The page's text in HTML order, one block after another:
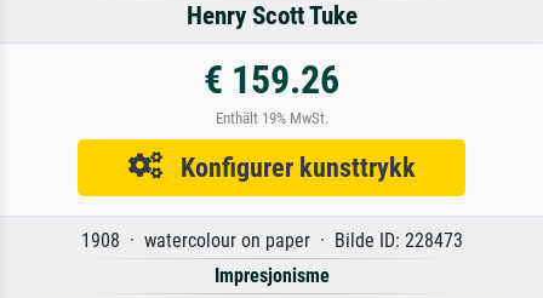
Henry Scott Tuke
€ 159.26
Enthält 19% MwSt.
Konfigurer kunsttrykk
1908 · watercolour on paper · Bilde ID: 228473
Impresjonisme